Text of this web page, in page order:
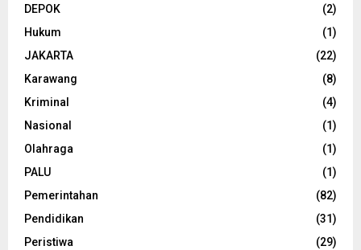
DEPOK
(2)
Hukum
(1)
JAKARTA
(22)
Karawang
(8)
Kriminal
(4)
Nasional
(1)
Olahraga
(1)
PALU
(1)
Pemerintahan
(82)
Pendidikan
(31)
Peristiwa
(29)